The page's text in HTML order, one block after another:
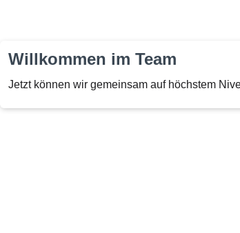
Willkommen im Team
Jetzt können wir gemeinsam auf höchstem